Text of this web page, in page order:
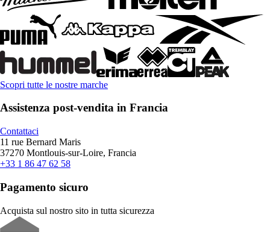
Scopri tutte le nostre marche
Assistenza post-vendita in Francia
Contattaci
11 rue Bernard Maris
37270 Montlouis-sur-Loire, Francia
+33 1 86 47 62 58
Pagamento sicuro
Acquista sul nostro sito in tutta sicurezza